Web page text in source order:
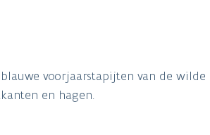
voorjaarstapijten van de wilde
en hagen.